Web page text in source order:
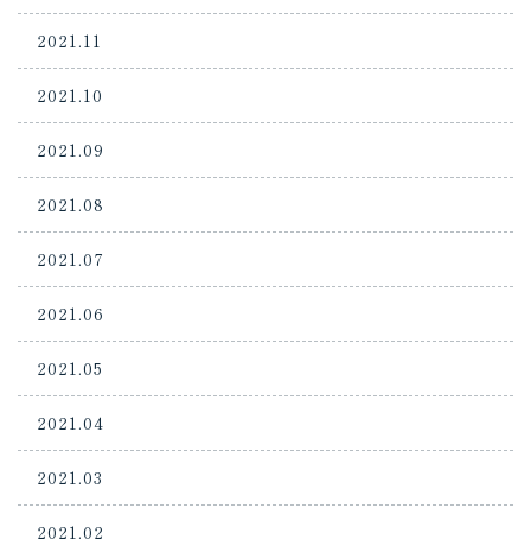
2021.11
2021.10
2021.09
2021.08
2021.07
2021.06
2021.05
2021.04
2021.03
2021.02